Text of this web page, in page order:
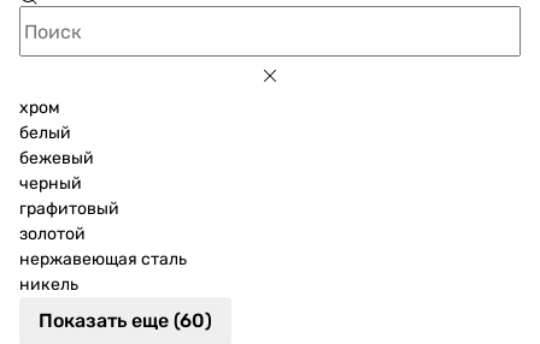
хром
белый
бежевый
черный
графитовый
золотой
нержавеющая сталь
никель
Показать еще (60)